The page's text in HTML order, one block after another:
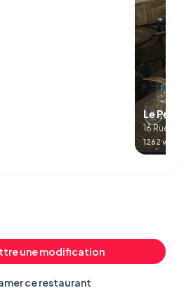
Le Petit
16 Rue
1262 visites
une modification
ce restaurant